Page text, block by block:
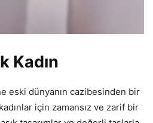
Kadın
eski dünyanın cazibesinden bir
için zamansız ve zarif bir